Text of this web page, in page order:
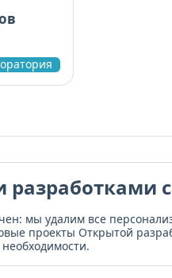
разработками
мы удалим все
проекты Открытой